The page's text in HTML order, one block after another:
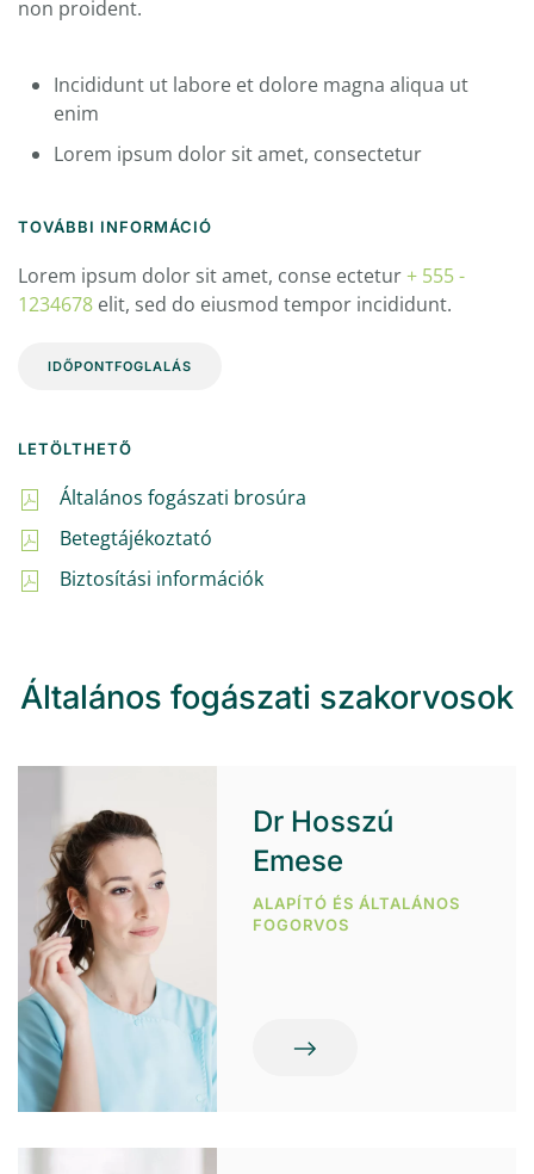
non proident.
Incididunt ut labore et dolore magna aliqua ut
enim
Lorem ipsum dolor sit amet, consectetur
TOVÁBBI INFORMÁCIÓ
Lorem ipsum dolor sit amet, conse ectetur+ 555 -
1234678 elit, sed do eiusmod tempor incididunt.
IDŐPONTFOGLALÁS
LETÖLTHETŐ
Általános fogászati brosúra
Betegtájékoztató
Biztosítási információk
Általános fogászati szakorvosok
Dr Hosszú
Emese
ALAPÍTÓ ÉS ÁLTALÁNOS
FOGORVOS